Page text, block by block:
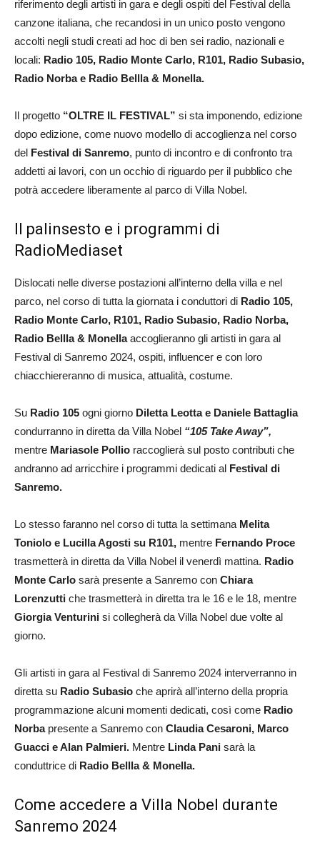
riferimento degli artisti in gara e degli ospiti del Festival della
canzone italiana, che recandosi in un unico posto vengono
accolti negli studi creati ad hoc di ben sei radio, nazionali e
locali: Radio 105, Radio Monte Carlo, R101, Radio Subasio,
Radio Norba e Radio Bellla & Monella.
Il progetto “OLTRE IL FESTIVAL” si sta imponendo, edizione
dopo edizione, come nuovo modello di accoglienza nel corso
del Festival di Sanremo, punto di incontro e di confronto tra
addetti ai lavori, con un occhio di riguardo per il pubblico che
potrà accedere liberamente al parco di Villa Nobel.
Il palinsesto e i programmi di
RadioMediaset
Dislocati nelle diverse postazioni all’interno della villa e nel
parco, nel corso di tutta la giornata i conduttori di Radio 105,
Radio Monte Carlo, R101, Radio Subasio, Radio Norba,
Radio Bellla & Monellaaccoglieranno gli artisti in gara al
Festival di Sanremo 2024, ospiti, influencer e con loro
chiacchiereranno di musica, attualità, costume.
Su Radio 105 ogni giorno Diletta Leotta e Daniele Battaglia
condurranno in diretta da Villa Nobel “105 Take Away”,
mentre Mariasole Pollio raccoglierà sul posto contributi che
andranno ad arricchire i programmi dedicati al Festival di
Sanremo.
Lo stesso faranno nel corso di tutta la settimana Melita
Toniolo e Lucilla Agosti su R101, mentre Fernando Proce
trasmetterà in diretta da Villa Nobel il venerdì mattina. Radio
Monte Carlo sarà presente a Sanremo con Chiara
Lorenzutti che trasmetterà in diretta tra le 16 e le 18, mentre
Giorgia Venturini si collegherà da Villa Nobel due volte al
giorno.
Gli artisti in gara al Festival di Sanremo 2024 interverranno in
diretta su Radio Subasio che aprirà all’interno della propria
programmazione alcuni momenti dedicati, così come Radio
Norbapresente a Sanremo con Claudia Cesaroni, Marco
Guacci e Alan Palmieri. Mentre Linda Pani sarà la
conduttrice di Radio Bellla & Monella.
Come accedere a Villa Nobel durante
Sanremo 2024